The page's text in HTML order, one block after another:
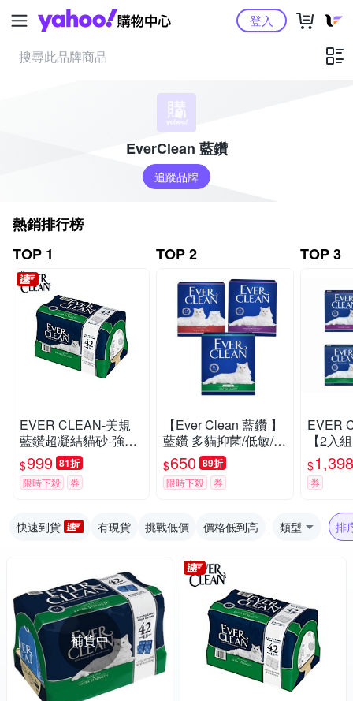
Yahoo購物中心登入
EverClean 藍鑽
追蹤品牌
熱銷排行榜
TOP 1
EVER CLEAN-美規
藍鑽超凝結貓砂-強效
低敏結塊貓砂 42LB(1
9kg)=綠標★
$999 81折
限時下殺 券
TOP 2
【Ever Clean 藍鑽 】
藍鑽 多貓抑菌/低敏/除
臭貓砂8.5kg -( 除臭/
抑味/ 凝結/長效淨味2
1天)
$650 89折
限時下殺 券
TOP 3
EVER
【2入
抑菌/
$1,398
券
快速到貨 有現貨 挑戰低價 價格低到高 類型 排
補貨中